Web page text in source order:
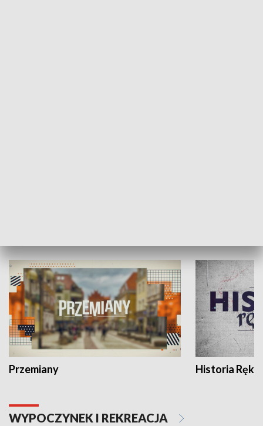
Przemiany Historia Ręką
WYPOCZYNEK I REKREACJA